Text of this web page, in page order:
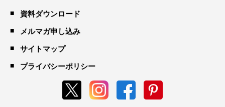
資料ダウンロード
メルマガ申し込み
サイトマップ
プライバシーポリシー